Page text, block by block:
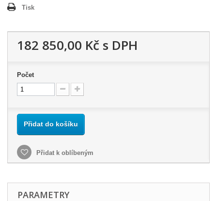
Tisk
182 850,00 Kč s DPH
Počet
Přidat do košíku
Přidat k oblíbeným
PARAMETRY